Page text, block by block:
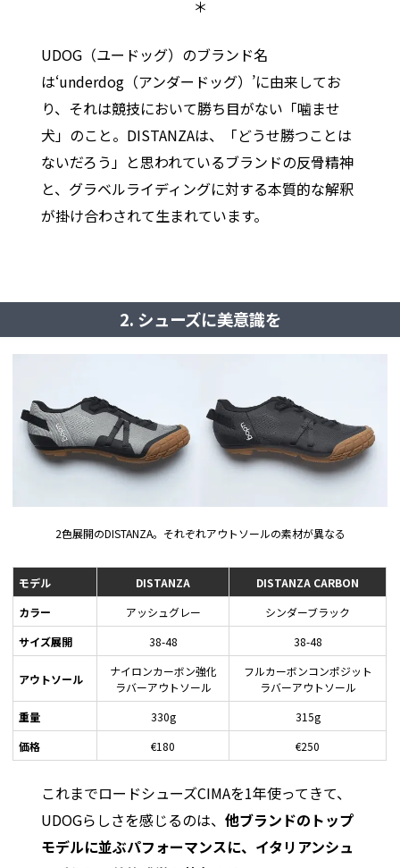
＊
UDOG（ユードッグ）のブランド名
は‘underdog（アンダードッグ）’に由来してお
り、それは競技において勝ち目がない「噛ませ
犬」のこと。DISTANZAは、「どうせ勝つことは
ないだろう」と思われているブランドの反骨精神
と、グラベルライディングに対する本質的な解釈
が掛け合わされて生まれています。
2. シューズに美意識を
2色展開のDISTANZA。それぞれアウトソールの素材が異なる
モデル DISTANZA
DISTANZA CARBON
カラー
アッシュグレー
シンダーブラック
サイズ展開
38-48 38-48
アウトソール
ナイロンカーボン強化
ラバーアウトソール
フルカーボンコンポジット
ラバーアウトソール
重量
330g
315g
価格
€180 €250
これまでロードシューズCIMAを1年使ってきて、
UDOGらしさを感じるのは、他ブランドのトップ
モデルに並ぶパフォーマンスに、イタリアンシュ